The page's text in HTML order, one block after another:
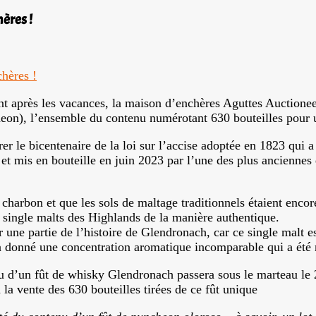
!
après les vacances, la maison d’enchères Aguttes
l’ensemble du contenu numérotant 630 bouteilles
le bicentenaire de la loi sur l’accise adoptée en 1823 qui
mis en bouteille en juin 2023 par l’une des plus
et que les sols de maltage traditionnels étaient
malts des Highlands de la manière authentique.
partie de l’histoire de Glendronach, car ce single malt
une concentration aromatique incomparable qui a
fût de whisky Glendronach passera sous le marteau
vente des 630 bouteilles tirées de ce fût unique